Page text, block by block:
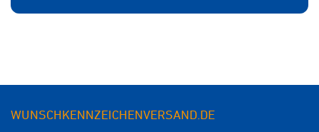
WUNSCHKENNZEICHENVERSAND.DE